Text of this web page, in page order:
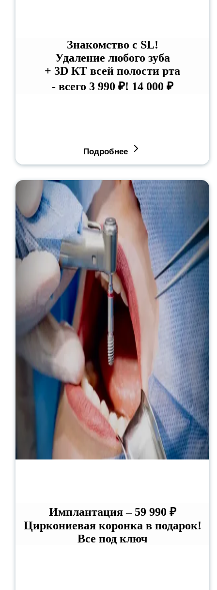
Знакомство с SL!
Удаление любого зуба
+ 3D КТ всей полости рта
- всего 3 990 ₽! 14 000 ₽
Подробнее
Имплантация – 59 990 ₽
Циркониевая коронка в подарок!
Все под ключ